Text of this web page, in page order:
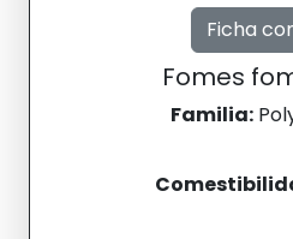
Ficha
Fomes
Familia: